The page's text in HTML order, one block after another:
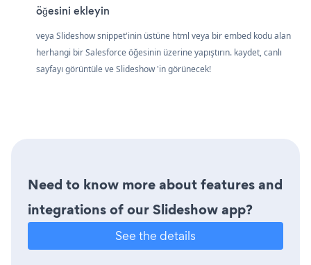
öğesini ekleyin
veya Slideshow snippet'inin üstüne html veya bir embed kodu alan
herhangi bir Salesforce öğesinin üzerine yapıştırın. kaydet, canlı
sayfayı görüntüle ve Slideshow 'in görünecek!
Need to know more about features and
integrations of our Slideshow app?
See the details